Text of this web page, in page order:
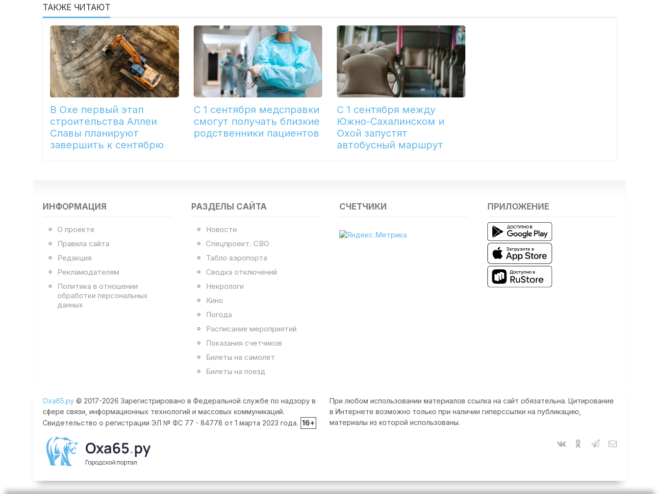
ТАКЖЕ ЧИТАЮТ
В Охе первый этап
строительства Аллеи
Славы планируют
завершить к сентябрю
С 1 сентября медсправки
смогут получать близкие
родственники пациентов
С 1 сентября между
Южно-Сахалинском и
Охой запустят
автобусный маршрут
ИНФОРМАЦИЯ
О проекте
Правила сайта
Редакция
Рекламодателям
Политика в отношении
обработки персональных
данных
РАЗДЕЛЫ САЙТА
Новости
Спецпроект. СВО
Табло аэропорта
Сводка отключений
Некрологи
Кино
Погода
Расписание мероприятий
Показания счетчиков
Билеты на самолет
Билеты на поезд
СЧЕТЧИКИ ПРИЛОЖЕНИЕ
При любом использовании материалов ссылка на сайт обязательна. Цитирование
в Интернете возможно только при наличии гиперссылки на публикацию,
материалы из которой использованы.
Оха65.ру © 2017-2026 Зарегистрировано в Федеральной службе по надзору в
сфере связи, информационных технологий и массовых коммуникаций.
Свидетельство о регистрации ЭЛ № ФС 77 - 84778 от 1 марта 2023 года. 16+